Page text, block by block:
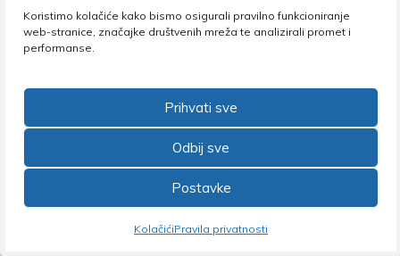
Koristimo kolačiće kako bismo osigurali pravilno funkcioniranje
web-stranice, značajke društvenih mreža te analizirali promet i
performanse.
Prihvati sve
Odbij sve
Postavke
KolačićiPravila privatnosti
Nezavisni sindikat znanosti i visokog
obrazovanja
Zagreb •Tel: +385 1 4847 337 •Email: uprava@nsz.hr